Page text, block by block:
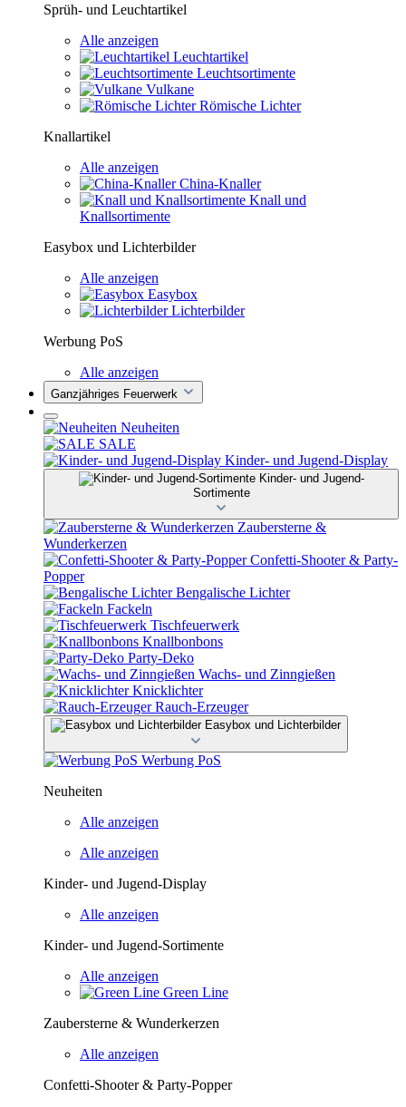
Sprüh- und Leuchtartikel
Alle anzeigen
Leuchtartikel
Leuchtsortimente
Vulkane
Römische Lichter
Knallartikel
Alle anzeigen
China-Knaller
Knall und
Knallsortimente
Easybox und Lichterbilder
Alle anzeigen
Easybox
Lichterbilder
Werbung PoS
Alle anzeigen
Ganzjähriges Feuerwerk
Neuheiten
SALE
Kinder- und Jugend-Display
Kinder- und Jugend-
Sortimente
Zaubersterne &
Wunderkerzen
Confetti-Shooter & Party-
Popper
Bengalische Lichter
Fackeln
Tischfeuerwerk
Knallbonbons
Party-Deko
Wachs- und Zinngießen
Knicklichter
Rauch-Erzeuger
Easybox und Lichterbilder
Werbung PoS
Neuheiten
Alle anzeigen
Alle anzeigen
Kinder- und Jugend-Display
Alle anzeigen
Kinder- und Jugend-Sortimente
Alle anzeigen
Green Line
Zaubersterne & Wunderkerzen
Alle anzeigen
Confetti-Shooter & Party-Popper